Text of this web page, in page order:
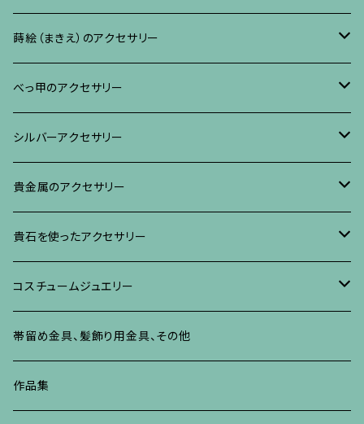
リング
ブレスレット・バングル、その他
ネックレス、ペンダント
ブレスレット、その他
イヤリング・ピアス
ネックレス、ペンダント
リング
ブレスレット、その他
ブローチ
イヤリング・ピアス
ネックレス、ペンダント
リング
ブレスレット、その他
蒔絵（まきえ）のアクセサリー
べっ甲に蒔絵のアクセサリー
ブローチ
イヤリング・ピアス
真珠に蒔絵のアクセサリー
ブローチ
イヤリング、ピアス
水晶に蒔絵のアクセサリー
ブローチ
イヤリング、ピアス
朴の木やポプラに蒔絵のアクセサリー
ブローチ
イヤリング・ピアス
その他の蒔絵のアクセサリー
べっ甲のアクセサリー
ブローチ
イヤリング、ピアス
ネックレス、ペンダント
リング
ブレスレット、バングル、その他
シルバーアクセサリー
ブローチ
イヤリング、ピアス
ネックレス、ペンダント
リング
ブレスレット、バングル、その他
貴金属のアクセサリー
ブローチ
イヤリング、ピアス
ネックレス、ペンダント
ブレスレット、その他
貴石を使ったアクセサリー
ブローチ
イヤリング、ピアス
ネックレス、ペンダント
コスチュームジュエリー
ブローチ
イヤリング、ピアス
帯留め金具、髪飾り用金具、その他
作品集